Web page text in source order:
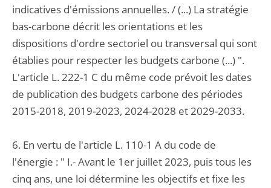
indicatives d'émissions annuelles. / (...) La stratégie
bas-carbone décrit les orientations et les
dispositions d'ordre sectoriel ou transversal qui sont
établies pour respecter les budgets carbone (...) ".
L'article L. 222-1 C du même code prévoit les dates
de publication des budgets carbone des périodes
2015-2018, 2019-2023, 2024-2028 et 2029-2033.
6. En vertu de l'article L. 110-1 A du code de
l'énergie : " I.- Avant le 1er juillet 2023, puis tous les
cinq ans, une loi détermine les objectifs et fixe les